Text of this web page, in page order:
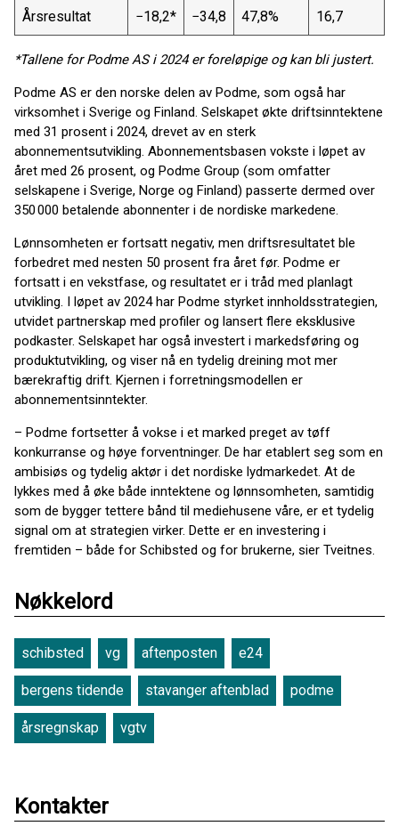
Årsresultat −18,2* −34,8 47,8% 16,7
*Tallene for Podme AS i 2024 er foreløpige og kan bli justert.
Podme AS er den norske delen av Podme, som også har
virksomhet i Sverige og Finland. Selskapet økte driftsinntektene
med 31 prosent i 2024, drevet av en sterk
abonnementsutvikling. Abonnementsbasen vokste i løpet av
året med 26 prosent, og Podme Group (som omfatter
selskapene i Sverige, Norge og Finland) passerte dermed over
350 000 betalende abonnenter i de nordiske markedene.
Lønnsomheten er fortsatt negativ, men driftsresultatet ble
forbedret med nesten 50 prosent fra året før. Podme er
fortsatt i en vekstfase, og resultatet er i tråd med planlagt
utvikling. I løpet av 2024 har Podme styrket innholdsstrategien,
utvidet partnerskap med profiler og lansert flere eksklusive
podkaster. Selskapet har også investert i markedsføring og
produktutvikling, og viser nå en tydelig dreining mot mer
bærekraftig drift. Kjernen i forretningsmodellen er
abonnementsinntekter.
– Podme fortsetter å vokse i et marked preget av tøff
konkurranse og høye forventninger. De har etablert seg som en
ambisiøs og tydelig aktør i det nordiske lydmarkedet. At de
lykkes med å øke både inntektene og lønnsomheten, samtidig
som de bygger tettere bånd til mediehusene våre, er et tydelig
signal om at strategien virker. Dette er en investering i
fremtiden – både for Schibsted og for brukerne, sier Tveitnes.
Nøkkelord
schibsted vg aftenposten e24
bergens tidende stavanger aftenblad podme
årsregnskap vgtv
Kontakter